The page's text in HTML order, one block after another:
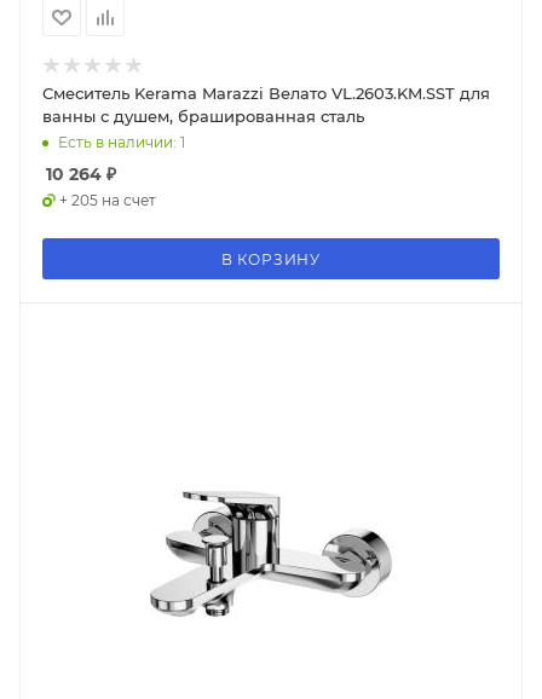
Смеситель Kerama Marazzi Велато VL.2603.KM.SST для
ванны с душем, брашированная сталь
Есть в наличии: 1
10 264 ₽
+ 205 на счет
В КОРЗИНУ